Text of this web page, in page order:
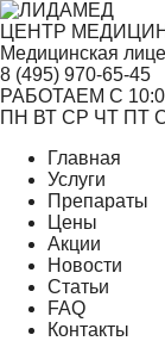
ЦЕНТР
Медицинская
8 (495) 970-65-45
РАБОТАЕМ С
ПН ВТ СР ЧТ ПТ
Главная
Услуги
Препараты
Цены
Акции
Новости
Статьи
FAQ
Контакты